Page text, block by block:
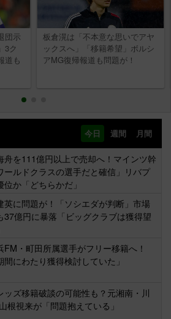
団示
3ク
道も
板倉滉は「不本意な思いでアヤ
ックスへ」「移籍希望」ボルシ
アMG復帰報道も問題が！
今日 週間 月間
舟を111億円以上で売却へ！マインツ幹
ールドクラスの選手だと確信」リバプ
位か「どちらかだ」
英に問題が！「ソシエダが判断」市場
37億円に暴落「ビッグクラブは獲得望
FM・町田所属選手がフリー移籍へ！
間にわたり獲得検討していた」
ッズ移籍破談の可能性も？元湘南・川
根視来が「問題抱えている」